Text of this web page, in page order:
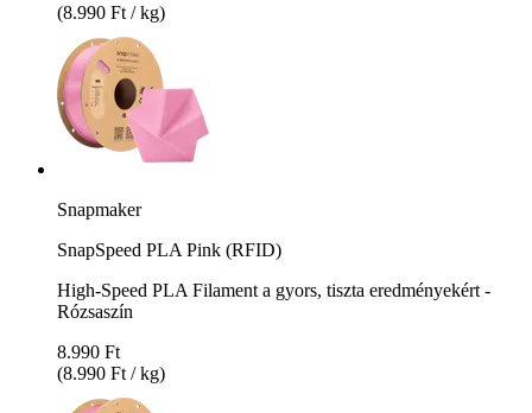
(8.990 Ft / kg)
Snapmaker
SnapSpeed PLA Pink (RFID)
High-Speed PLA Filament a gyors, tiszta eredményekért -
Rózsaszín
8.990 Ft
(8.990 Ft / kg)